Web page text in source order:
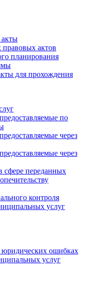
актов
планирования
для прохождения
по
через
через
сфере переданных
контроля
услуг
ошибках
услуг